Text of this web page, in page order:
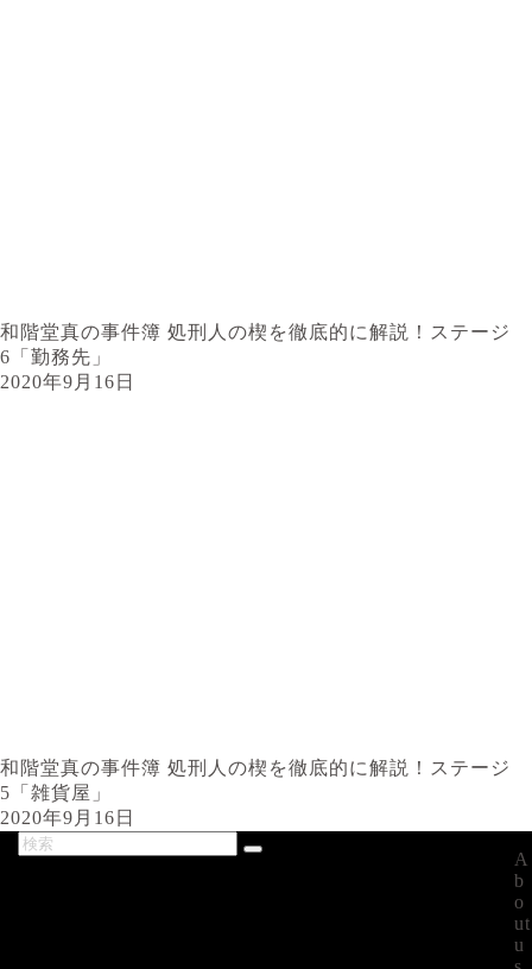
和階堂真の事件簿 処刑人の楔を徹底的に解説！ステージ
6「勤務先」
2020年9月16日
和階堂真の事件簿 処刑人の楔を徹底的に解説！ステージ
5「雑貨屋」
2020年9月16日
A
b
o
ut
u